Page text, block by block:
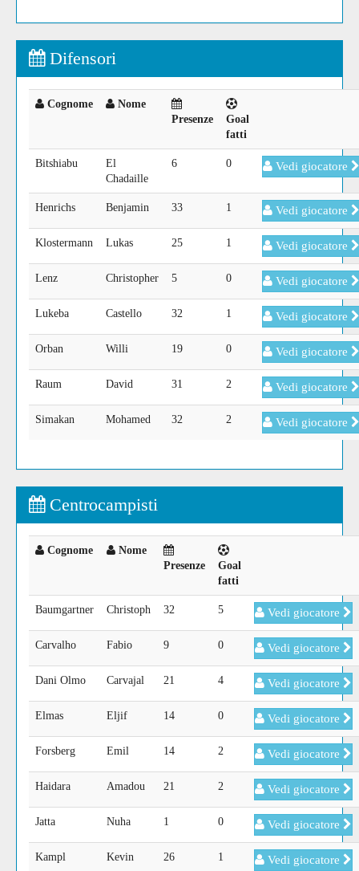
Difensori
Cognome
Nome
Presenze
Goal
fatti
Bitshiabu
El
Chadaille
6 0 Vedi giocatore
Henrichs Benjamin 33 1 Vedi giocatore
Klostermann Lukas 25 1 Vedi giocatore
Lenz Christopher 5 0 Vedi giocatore
Lukeba Castello 32 1 Vedi giocatore
Orban Willi 19 0 Vedi giocatore
Raum David 31 2 Vedi giocatore
Simakan Mohamed 32 2 Vedi giocatore
Centrocampisti
Cognome
Nome
Presenze
Goal
fatti
Baumgartner Christoph 32 5 Vedi giocatore
Carvalho Fabio 9 0 Vedi giocatore
Dani Olmo Carvajal 21 4 Vedi giocatore
Elmas Eljif 14 0 Vedi giocatore
Forsberg Emil 14 2 Vedi giocatore
Haidara Amadou 21 2 Vedi giocatore
Jatta Nuha 1 0 Vedi giocatore
Kampl Kevin 26 1 Vedi giocatore